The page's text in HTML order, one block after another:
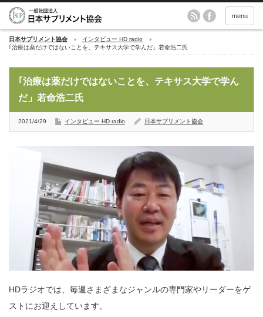
menu
日本サプリメント協会
インタビュー HD radio
｢治療は薬だけではないことを、テキサス大学で学んだ」若命浩二氏
｢治療は薬だけではないことを、テキサス大学で学ん
だ」若命浩二氏
2021/4/29 インタビュー HD radio 日本サプリメント協会
HDラジオでは、毎週さまざまなジャンルの専門家やリーダーをゲ
ストにお迎えしています。